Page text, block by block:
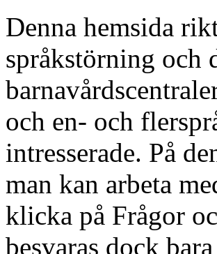
Denna hemsida
språkstörning och
och en- och
intresserade. På
man kan arbeta
klicka på Frågor
besvaras dock